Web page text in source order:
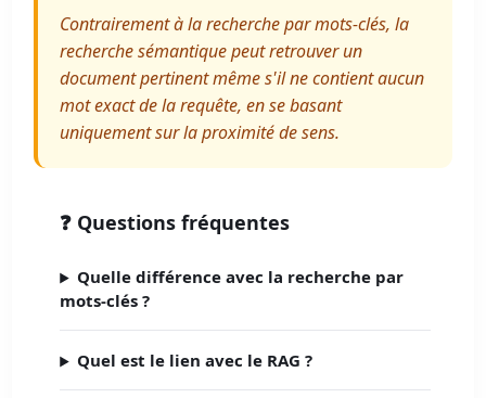
Contrairement à la recherche par mots-clés, la
recherche sémantique peut retrouver un
document pertinent même s'il ne contient aucun
mot exact de la requête, en se basant
uniquement sur la proximité de sens.
❓ Questions fréquentes
Quelle différence avec la recherche par
mots-clés ?
Quel est le lien avec le RAG ?